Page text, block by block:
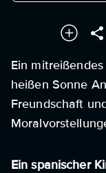
Ein
heißen Sonne
Freundschaft
Ein spanischer